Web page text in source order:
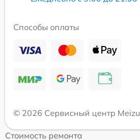
Способы оплаты
© 2026 Сервисный центр Meizu
Стоимость ремонта